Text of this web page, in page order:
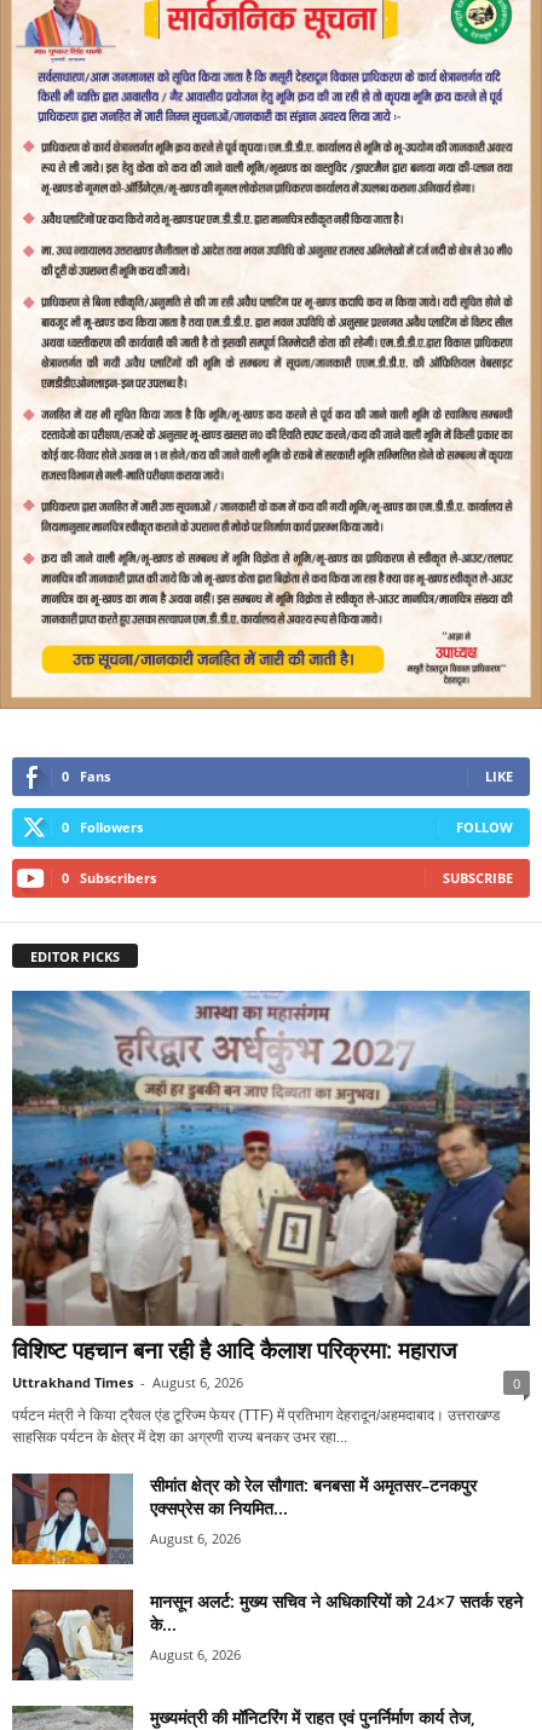
0 Fans LIKE
0 Followers FOLLOW
0 Subscribers SUBSCRIBE
EDITOR PICKS
विशिष्ट पहचान बना रही है आदि कैलाश परिक्रमा: महाराज
Uttrakhand Times - August 6, 2026 0
पर्यटन मंत्री ने किया ट्रैवल एंड टूरिज्म फेयर (TTF) में प्रतिभाग देहरादून/अहमदाबाद। उत्तराखण्ड
साहसिक पर्यटन के क्षेत्र में देश का अग्रणी राज्य बनकर उभर रहा...
सीमांत क्षेत्र को रेल सौगात: बनबसा में अमृतसर–टनकपुर
एक्सप्रेस का नियमित...
August 6, 2026
मानसून अलर्ट: मुख्य सचिव ने अधिकारियों को 24×7 सतर्क रहने
के...
August 6, 2026
मुख्यमंत्री की मॉनिटरिंग में राहत एवं पुनर्निर्माण कार्य तेज,